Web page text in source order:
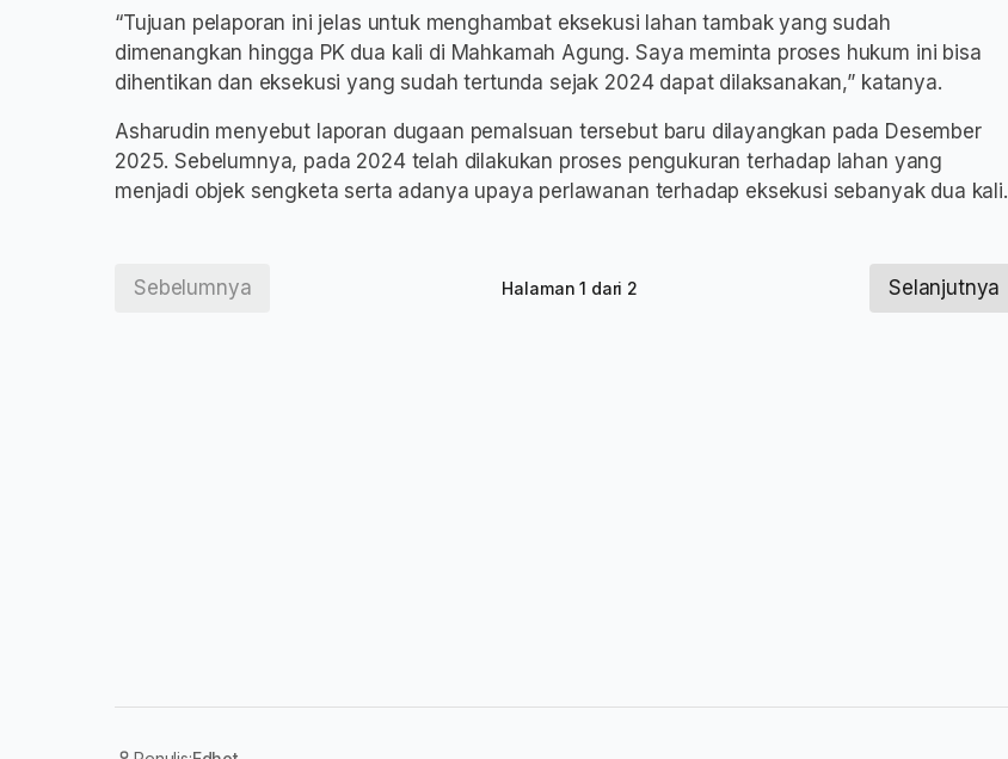
“Tujuan pelaporan ini jelas untuk menghambat eksekusi lahan tambak yang sudah
dimenangkan hingga PK dua kali di Mahkamah Agung. Saya meminta proses hukum ini bisa
dihentikan dan eksekusi yang sudah tertunda sejak 2024 dapat dilaksanakan,” katanya.
Asharudin menyebut laporan dugaan pemalsuan tersebut baru dilayangkan pada Desember
2025. Sebelumnya, pada 2024 telah dilakukan proses pengukuran terhadap lahan yang
menjadi objek sengketa serta adanya upaya perlawanan terhadap eksekusi sebanyak dua kali.
Sebelumnya Halaman 1 dari 2 Selanjutnya